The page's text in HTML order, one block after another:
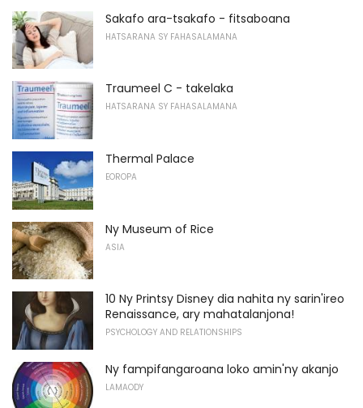
Sakafo ara-tsakafo - fitsaboana
HATSARANA SY FAHASALAMANA
Traumeel C - takelaka
HATSARANA SY FAHASALAMANA
Thermal Palace
EOROPA
Ny Museum of Rice
ASIA
10 Ny Printsy Disney dia nahita ny sarin'ireo
Renaissance, ary mahatalanjona!
PSYCHOLOGY AND RELATIONSHIPS
Ny fampifangaroana loko amin'ny akanjo
LAMAODY